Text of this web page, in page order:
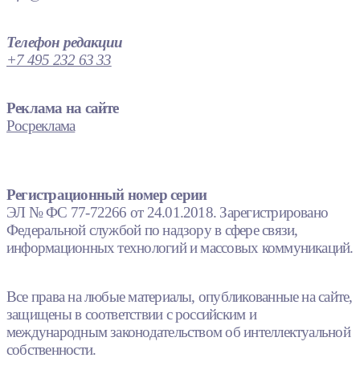
Телефон редакции
+7 495 232 63 33
Реклама на сайте
Росреклама
Регистрационный номер серии
ЭЛ № ФС 77-72266 от 24.01.2018. Зарегистрировано
Федеральной службой по надзору в сфере связи,
информационных технологий и массовых коммуникаций.
Все права на любые материалы, опубликованные на сайте,
защищены в соответствии с российским и
международным законодательством об интеллектуальной
собственности.